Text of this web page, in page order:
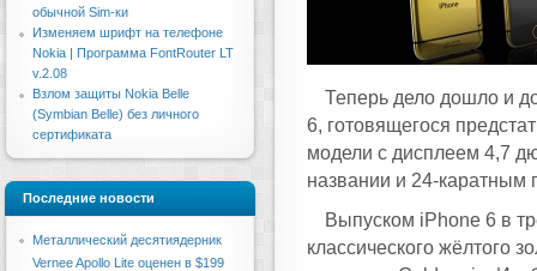
Теперь дело дошло и
6, готовящегося
модели с дисплеем 4,7
названии и 24-
Выпуском iPhone 6 в
классического жёлтого
обычной Sim-ки
Изменяем шрифт на телефоне
Nokia | Программа FontRouter LT
v.2.08
Взлом защиты Nokia Belle
(Symbian Belle) без личного
сертификата
Последние новости
Металлический десятиядерник
Vernee Apollo Lite оценен в $199